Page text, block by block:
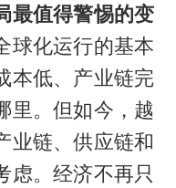
最值得警惕的变
球化运行的基本
本低、产业链完
里。但如今，越
业链、供应链和
虑。经济不再只